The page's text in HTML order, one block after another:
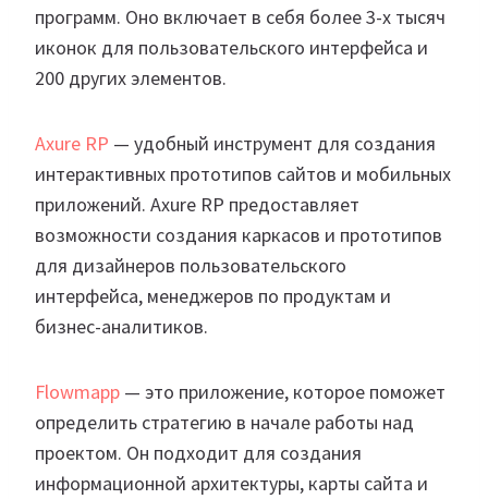
программ. Оно включает в себя более 3-х тысяч
иконок для пользовательского интерфейса и
200 других элементов.
Axure RP — удобный инструмент для создания
интерактивных прототипов сайтов и мобильных
приложений. Axure RP предоставляет
возможности создания каркасов и прототипов
для дизайнеров пользовательского
интерфейса, менеджеров по продуктам и
бизнес-аналитиков.
Flowmapp — это приложение, которое поможет
определить стратегию в начале работы над
проектом. Он подходит для создания
информационной архитектуры, карты сайта и